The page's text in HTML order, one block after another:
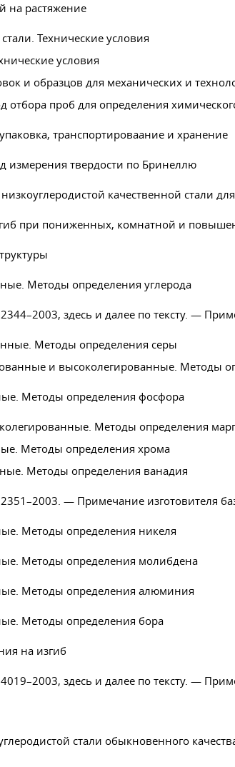
на растяжение
Технические условия
условия
и образцов для механических и
проб для определения
транспортироваание и хранение
твердости по Бринеллю
качественной стали
при пониженных, комнатной и
Методы определения углерода
, здесь и далее по тексту. —
Методы определения серы
и высоколегированные. Методы
Методы определения фосфора
Методы определения
Методы определения хрома
Методы определения ванадия
. — Примечание изготовителя
Методы определения никеля
Методы определения молибдена
Методы определения алюминия
Методы определения бора
на изгиб
, здесь и далее по тексту. —
стали обыкновенного